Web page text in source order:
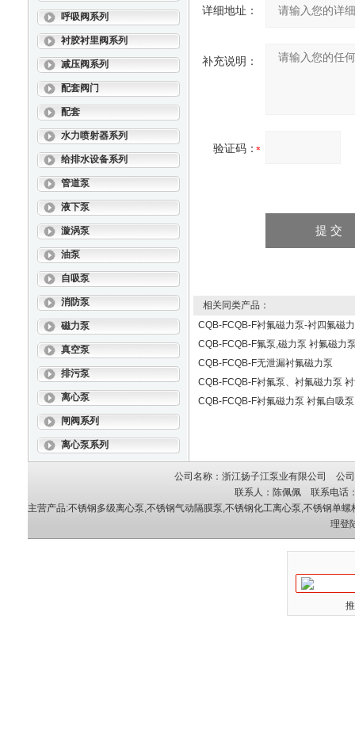
呼吸阀系列
衬胶衬里阀系列
减压阀系列
配套阀门
配套
水力喷射器系列
给排水设备系列
管道泵
液下泵
漩涡泵
油泵
自吸泵
消防泵
磁力泵
真空泵
排污泵
离心泵
闸阀系列
离心泵系列
详细地址：
补充说明：
验证码：
相关同类产品：
CQB-FCQB-F衬氟磁力泵-衬四氟磁
CQB-FCQB-F氟泵,磁力泵 衬氟磁力
CQB-FCQB-F无泄漏衬氟磁力泵
CQB-FCQB-F衬氟泵、衬氟磁力泵
CQB-FCQB-F衬氟磁力泵 衬氟自吸泵
公司名称：浙江扬子江泵业有限公司 公
联系人：陈佩佩 联系电话
主营产品:不锈钢多级离心泵,不锈钢气动隔膜泵,不锈钢化工离心泵,不锈钢单螺
理登